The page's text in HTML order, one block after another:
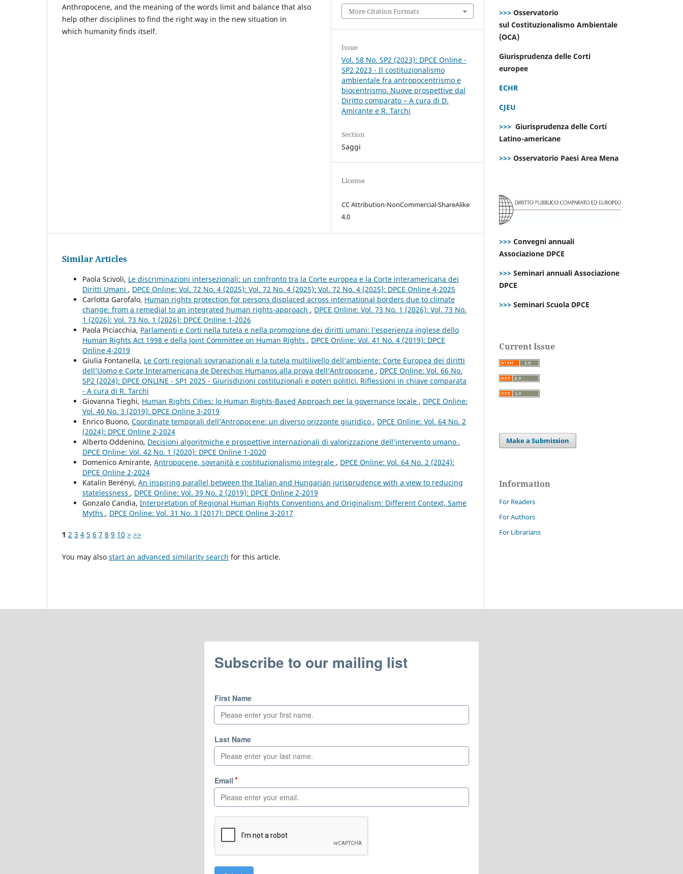
Anthropocene, and the meaning of the words limit and balance that also
help other disciplines to find the right way in the new situation in
which humanity finds itself.
More Citation Formats
Issue
Vol. 58 No. SP2 (2023): DPCE Online -
SP2 2023 - Il costituzionalismo
ambientale fra antropocentrismo e
biocentrismo. Nuove prospettive dal
Diritto comparato – A cura di D.
Amirante e R. Tarchi
Section
Saggi
License
CC Attribution-NonCommercial-ShareAlike
4.0
Similar Articles
Paola Scivoli, Le discriminazioni intersezionali: un confronto tra la Corte europea e la Corte interamericana dei
Diritti Umani , DPCE Online: Vol. 72 No. 4 (2025): Vol. 72 No. 4 (2025): Vol. 72 No. 4 (2025): DPCE Online 4-2025
Carlotta Garofalo, Human rights protection for persons displaced across international borders due to climate
change: from a remedial to an integrated human rights-approach , DPCE Online: Vol. 73 No. 1 (2026): Vol. 73 No.
1 (2026): Vol. 73 No. 1 (2026): DPCE Online 1-2026
Paola Piciacchia, Parlamenti e Corti nella tutela e nella promozione dei diritti umani: l’esperienza inglese dello
Human Rights Act 1998 e della Joint Committee on Human Rights , DPCE Online: Vol. 41 No. 4 (2019): DPCE
Online 4-2019
Giulia Fontanella, Le Corti regionali sovranazionali e la tutela multilivello dell’ambiente: Corte Europea dei diritti
dell’Uomo e Corte Interamericana de Derechos Humanos alla prova dell’Antropocene , DPCE Online: Vol. 66 No.
SP2 (2024): DPCE ONLINE - SP1 2025 - Giurisdizioni costituzionali e poteri politici. Riflessioni in chiave comparata
- A cura di R. Tarchi
Giovanna Tieghi, Human Rights Cities: lo Human Rights-Based Approach per la governance locale , DPCE Online:
Vol. 40 No. 3 (2019): DPCE Online 3-2019
Enrico Buono, Coordinate temporali dell’Antropocene: un diverso orizzonte giuridico , DPCE Online: Vol. 64 No. 2
(2024): DPCE Online 2-2024
Alberto Oddenino, Decisioni algoritmiche e prospettive internazionali di valorizzazione dell’intervento umano ,
DPCE Online: Vol. 42 No. 1 (2020): DPCE Online 1-2020
Domenico Amirante, Antropocene, sovranità e costituzionalismo integrale , DPCE Online: Vol. 64 No. 2 (2024):
DPCE Online 2-2024
Katalin Berényi, An inspiring parallel between the Italian and Hungarian jurisprudence with a view to reducing
statelessness , DPCE Online: Vol. 39 No. 2 (2019): DPCE Online 2-2019
Gonzalo Candia, Interpretation of Regional Human Rights Conventions and Originalism: Different Context, Same
Myths , DPCE Online: Vol. 31 No. 3 (2017): DPCE Online 3-2017
1 2 3 4 5 6 7 8 9 10 > >>
You may also start an advanced similarity search for this article.
>>> Osservatorio
sul Costituzionalismo Ambientale
(OCA)
Giurisprudenza delle Corti
europee
ECHR
CJEU
>>> Giurisprudenza delle Corti
Latino-americane
>>> Osservatorio Paesi Area Mena
>>> Convegni annuali
Associazione DPCE
>>> Seminari annuali Associazione
DPCE
>>> Seminari Scuola DPCE
Current Issue
Make a Submission
Information
For Readers
For Authors
For Librarians